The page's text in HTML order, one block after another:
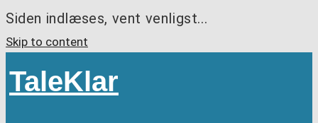
Siden indlæses, vent venligst...
Skip to content
TaleKlar